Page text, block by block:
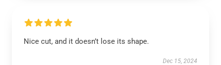
Nice cut, and it doesn’t lose its shape.
Dec 15, 2024